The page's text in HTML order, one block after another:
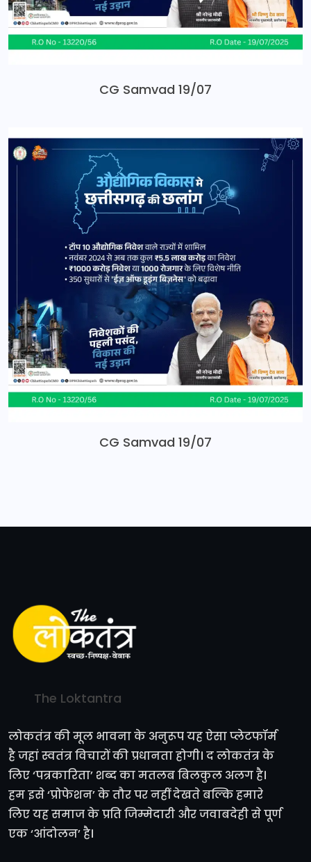
CG Samvad 19/07
CG Samvad 19/07
The Loktantra
लोकतंत्र की मूल भावना के अनुरूप यह ऐसा प्लेटफॉर्म
है जहां स्वतंत्र विचारों की प्रधानता होगी। द लोकतंत्र के
लिए ‘पत्रकारिता’ शब्द का मतलब बिलकुल अलग है।
हम इसे ‘प्रोफेशन’ के तौर पर नहीं देखते बल्कि हमारे
लिए यह समाज के प्रति जिम्मेदारी और जवाबदेही से पूर्ण
एक ‘आंदोलन’ है।